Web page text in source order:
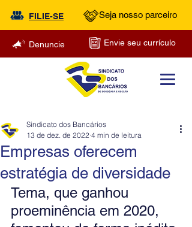
FILIE-SE Seja nosso parceiro
Denuncie Envie seu currículo
Empresas oferecem
estratégia de diversidade
Sindicato dos Bancários
13 de dez. de 2022 4 min de leitura
Tema, que ganhou
proeminência em 2020,